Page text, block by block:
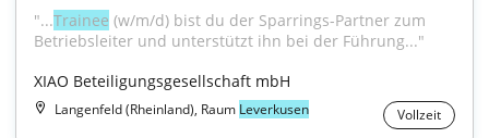
"...Trainee (w/m/d) bist du der Sparrings-Partner zum
Betriebsleiter und unterstützt ihn bei der Führung..."
XIAO Beteiligungsgesellschaft mbH
Langenfeld (Rheinland), Raum Leverkusen Vollzeit